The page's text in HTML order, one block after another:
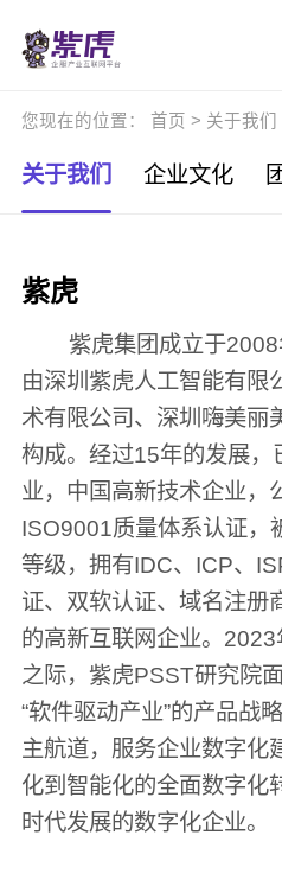
您现在的位置： 首页 > 关于我们
关于我们 企业文化
紫虎
紫虎集团成立于2008
由深圳紫虎人工智能有限
术有限公司、深圳嗨美丽
构成。经过15年的发展，
业，中国高新技术企业，
ISO9001质量体系认证，
等级，拥有IDC、ICP、
证、双软认证、域名注册
的高新互联网企业。
之际，紫虎PSST研究院
“软件驱动产业”的产品战
主航道，服务企业数字化
化到智能化的全面数字化
时代发展的数字化企业。